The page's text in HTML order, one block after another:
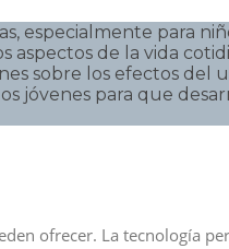
especialmente para
de la vida
sobre los efectos del
jóvenes para que
ofrecer. La tecnología